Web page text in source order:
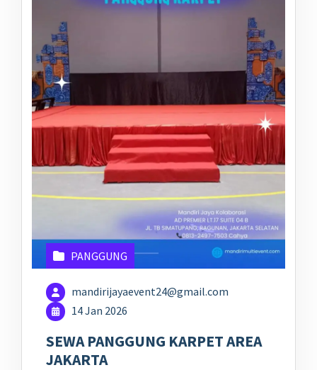
PANGGUNG
mandirijayaevent24@gmail.com
14 Jan 2026
SEWA PANGGUNG KARPET AREA
JAKARTA